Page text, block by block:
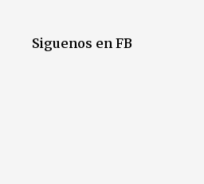
Siguenos en FB